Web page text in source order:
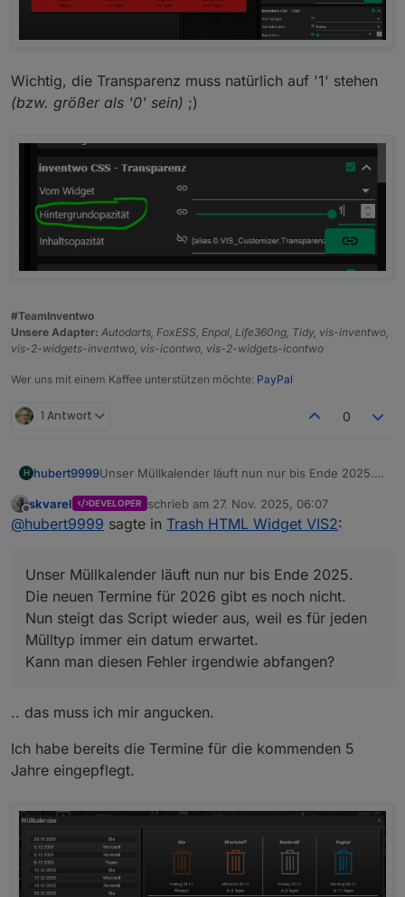
Wichtig, die Transparenz muss natürlich auf '1' stehen
(bzw. größer als '0' sein) ;)
#TeamInventwo
Unsere Adapter: Autodarts, FoxESS, Enpal, Life360ng, Tidy, vis-inventwo,
vis-2-widgets-inventwo, vis-icontwo, vis-2-widgets-icontwo
Wer uns mit einem Kaffee unterstützen möchte: PayPal
1 Antwort 0
H hubert9999Unser Müllkalender läuft nun nur bis Ende 2025.
Nun steigt das Script wieder aus, weil es für jeden
Mülltyp immer ein datum erwartet.
Offline
skvarel DEVELOPER schrieb am 27. Nov. 2025, 06:07
zuletzt editiert von
@hubert9999 sagte in Trash HTML Widget VIS2:
Unser Müllkalender läuft nun nur bis Ende 2025.
Die neuen Termine für 2026 gibt es noch nicht.
Nun steigt das Script wieder aus, weil es für jeden
Mülltyp immer ein datum erwartet.
Kann man diesen Fehler irgendwie abfangen?
.. das muss ich mir angucken.
Ich habe bereits die Termine für die kommenden 5
Jahre eingepflegt.